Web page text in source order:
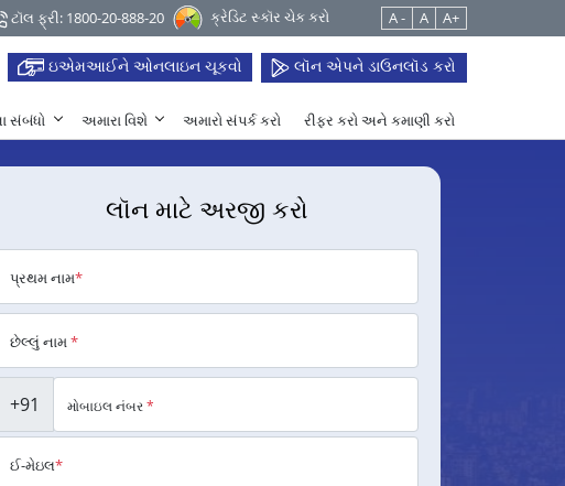
ટૉલ ફ્રી: 1800-20-888-20 ક્રેડિટ સ્કૉર ચેક કરો A - A A+
ઇએમઆઈને ઓનલાઇન ચૂકવો લૉન એપને ડાઉનલૉડ કરો
સંબંધો અમારા વિશે અમારો સંપર્ક કરો રીફર કરો અને કમાણી કરો
લૉન માટે અરજી કરો
પ્રથમ નામ*
છેલ્લું નામ*
+91 મોબાઇલ નંબર*
ઈ-મેઇલ*